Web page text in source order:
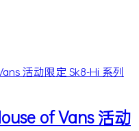
of Vans 活动